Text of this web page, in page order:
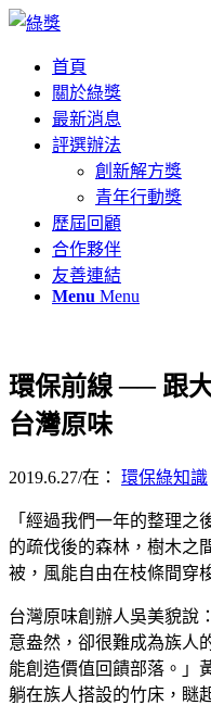
首頁
關於綠獎
最新消息
評選辦法
創新解方獎
青年行動獎
歷屆回顧
合作夥伴
友善連結
Menu Menu
環保前線 ── 跟
台灣原味
2019.6.27/在： 環保綠知識
「經過我們一年的整理
的疏伐後的森林，樹木之
被，風能自由在枝條間穿
台灣原味創辦人吳美貌說
意盎然，卻很難成為族人
能創造價值回饋部落。」
躺在族人搭設的竹床，瞇